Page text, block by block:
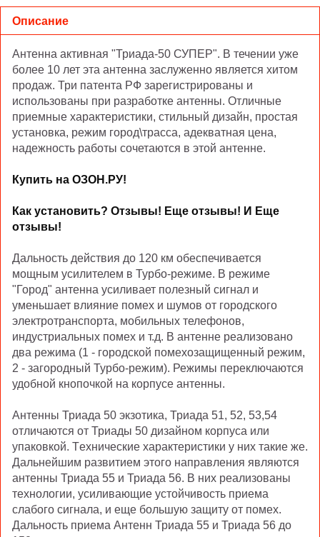
Описание
Антенна активная "Триада-50 СУПЕР". В течении уже
более 10 лет эта антенна заслуженно является хитом
продаж. Три патента РФ зарегистрированы и
использованы при разработке антенны. Отличные
приемные характеристики, стильный дизайн, простая
установка, режим город\трасса, адекватная цена,
надежность работы сочетаются в этой антенне.
Купить на ОЗОН.РУ!
Как установить? Отзывы! Еще отзывы! И Еще
отзывы!
Дальность действия до 120 км обеспечивается
мощным усилителем в Турбо-режиме. В режиме
"Город" антенна усиливает полезный сигнал и
уменьшает влияние помех и шумов от городского
электротранспорта, мобильных телефонов,
индустриальных помех и т.д. В антенне реализовано
два режима (1 - городской помехозащищенный режим,
2 - загородный Турбо-режим). Режимы переключаются
удобной кнопочкой на корпусе антенны.
Антенны Триада 50 экзотика, Триада 51, 52, 53,54
отличаются от Триады 50 дизайном корпуса или
упаковкой. Tехнические характеристики у них такие же.
Дальнейшим развитием этого направления являются
антенны Триада 55 и Триада 56. В них реализованы
технологии, усиливающие устойчивость приема
слабого сигнала, и еще большую защиту от помех.
Дальность приема Антенн Триада 55 и Триада 56 до